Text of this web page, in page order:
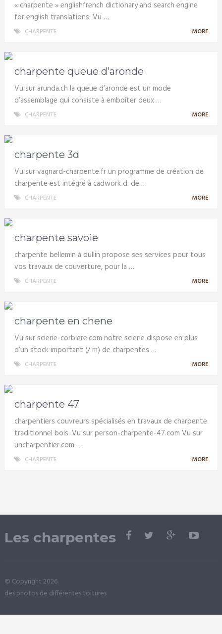
« charpente » englishfrench dictionary and search engine
for english translations. Vu …
CHARPENTE MORE
charpente queue d’aronde
Vu sur arunda.ch la queue d’aronde est un mode
d’assemblage qui consiste à emboîter deux …
CHARPENTE MORE
charpente 3d
Vu sur vagnard-charpente.fr un programme de création de
charpente est intégré à cadwork d. de …
CHARPENTE MORE
charpente savoie
charpente bellemin à dullin propose ses services pour tous
vos travaux de couverture, pour la …
CHARPENTE MORE
charpente en chene
Vu sur scierie-corbiere.com notre scierie dispose en plus
d’un stock important (/ m) de charpentes …
CHARPENTE MORE
charpente 47
charpentiers couvreurs spécialisés en travaux de charpente
traditionnel bois. Vu sur person-charpente-47.com Vu sur
uncharpentier.com …
CHARPENTE MORE
Les charpentes
© Copyright 2026.
des photos de différentes toitures